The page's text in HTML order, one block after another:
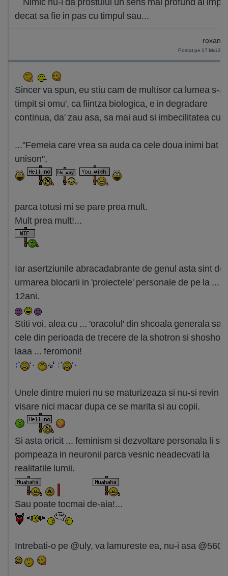
decat sa fie in pas cu timpul sau...
Postat pe 17 Mai
Sincer va spun, eu stiu cam de multisor ca lumea s-a
timpit si omu', ca fiintza biologica, e in degradare
continua, da' zau asa, sa mai aud si imbecilitatea cu...
..."Femeia care vrea sa auda ca cele doua inimi bat la
unison",
parca totusi mi se pare prea mult.
Mult prea mult!...
Iar asertziunile abracadabrante de genul asta sint
urmarea blocarii in 'proiectele' personale de pe la ...
12ani.
Stiti voi, alea cu ... 'oracolul' din shcoala generala sau
cele din perioada de trecere de la shotron si shoshoni
laaa ... feromoni!
Unele dintre muieri nu se maturizeaza si nu-si revin
visare nici macar dupa ce se marita si au copii.
Si asta oricit ... feminism si dezvoltare personala li se
pompeaza in neuronii parca vesnic neadecvati la
realitatile lumii.
Sau poate tocmai de-aia!...
Intrebati-o pe @uly, va lamureste ea, nu-i asa